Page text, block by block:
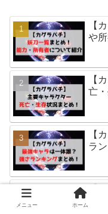
【
や
【
亡
【
ラ
【
や
メニュー ホーム